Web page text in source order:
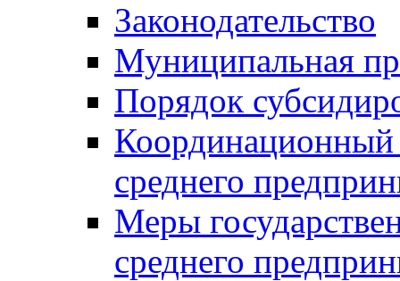
Законодательство
Муниципальная
Порядок
Координационный
среднего
Меры
среднего